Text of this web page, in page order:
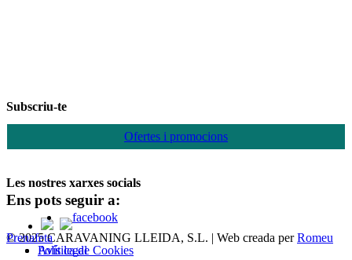
Subscriu-te
Ofertes i promocions
Les nostres xarxes socials
Ens pots seguir a:
© 2025 CARAVANING LLEIDA, S.L. | Web creada per
Romeu Prenafeta
Política de Cookies
Avís legal